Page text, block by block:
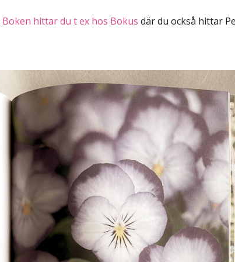
Boken hittar du t ex hos Bokus där du också hittar